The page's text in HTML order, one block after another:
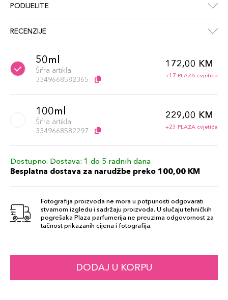
PODIJELITE
RECENZIJE
50ml
Šifra artikla
3349668582365
172,00 KM
+17 PLAZA cvjetića
100ml
Šifra artikla
3349668582297
229,00 KM
+23 PLAZA cvjetića
Dostupno. Dostava: 1 do 5 radnih dana
Besplatna dostava za narudžbe preko 100,00 KM
Fotografija proizvoda ne mora u potpunosti odgovarati
stvarnom izgledu i sadržaju proizvoda. U slučaju tehničkih
pogrešaka Plaza parfumerija ne preuzima odgovornost za
tačnost prikazanih cijena i fotografija.
DODAJ U KORPU